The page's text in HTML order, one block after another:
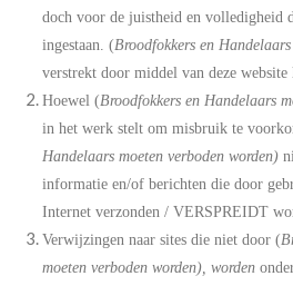
doch voor de juistheid en volledigheid
ingestaan. (Broodfokkers en
verstrekt door middel van deze
Hoewel (Broodfokkers en Handelaars
in het werk stelt om misbruik te
Handelaars moeten verboden worden)
informatie en/of berichten die door
Internet verzonden / VERSPREIDT
Verwijzingen naar sites die niet door (
moeten verboden worden), worden